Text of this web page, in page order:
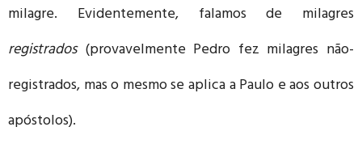
milagre. Evidentemente, falamos de milagres
registrados (provavelmente Pedro fez milagres não-
registrados, mas o mesmo se aplica a Paulo e aos outros
apóstolos).